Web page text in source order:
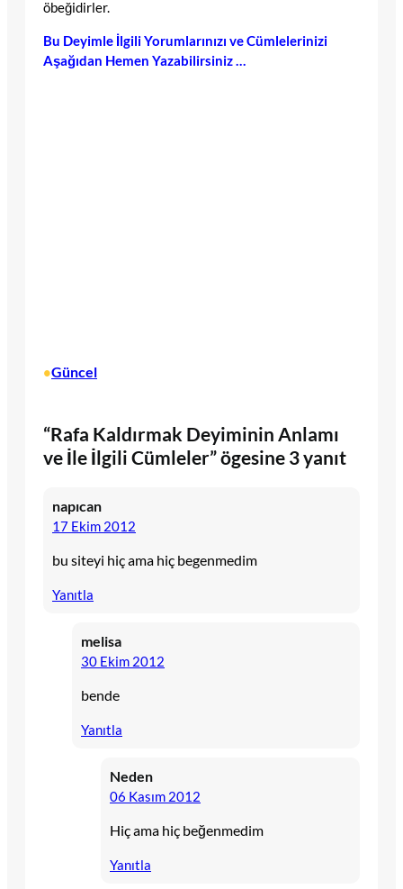
öbeğidirler.
Bu Deyimle İlgili Yorumlarınızı ve Cümlelerinizi
Aşağıdan Hemen Yazabilirsiniz …
•Güncel
“Rafa Kaldırmak Deyiminin Anlamı
ve İle İlgili Cümleler” ögesine 3 yanıt
napıcan
17 Ekim 2012
bu siteyi hiç ama hiç begenmedim
Yanıtla
melisa
30 Ekim 2012
bende
Yanıtla
Neden
06 Kasım 2012
Hiç ama hiç beğenmedim
Yanıtla